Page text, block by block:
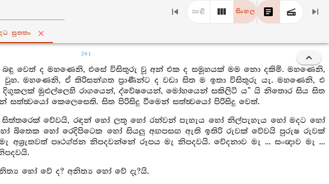
පාළි සිංහල
සුත‍්තං
261
බඳු වෙත් ද මහණෙනි, එසේ විසිතුරු වූ අන් එක ද සමූහයක් මම නො දකිමි. මහණෙනි,
මහණෙනි, ඒ තිරිසන්ගත ප්‍රාණීන්ට ද වඩා සිත ම ඉතා විසිතුරු යැ. මහණෙනි, එ
මුළුල්ලෙහි රාගයෙන්, ද්වේෂයෙන්, මෝහයෙන් සකිලිටි ය” යි නිතොර සිය සිත
සත්ත්‍වයෝ කෙලෙසෙති. සිත පිරිසිදු වීමෙන් සත්ත්‍වයෝ පිරිසිදු වෙත්.
වේවයි, රඳන් හෝ ලතු හෝ රන්වන් පැහැය හෝ නිල්පැහැය හෝ මදට හෝ
බිතෙක හෝ රෙදිපිටෙක හෝ සියලු අඟපසඟ ඇති ඉතිරි රුවක් වේවයි පුරුෂ රුවක්
පෘථග්ජන නිපදවන්නේ රූපය මැ නිපදවයි. වේදනාව මැ ... සංඥාව මැ ...
හෝ වේ ද? අනිත්‍ය හෝ වේ දැ?යි.